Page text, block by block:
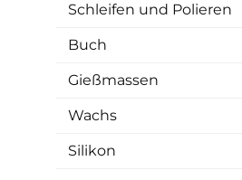
Schleifen und Polieren
Buch
Gießmassen
Wachs
Silikon